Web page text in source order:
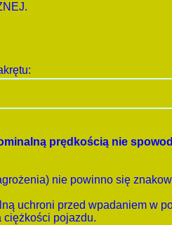
prędkością nie
nie powinno się
uchroni przed wpadaniem w
ciężkości pojazdu.